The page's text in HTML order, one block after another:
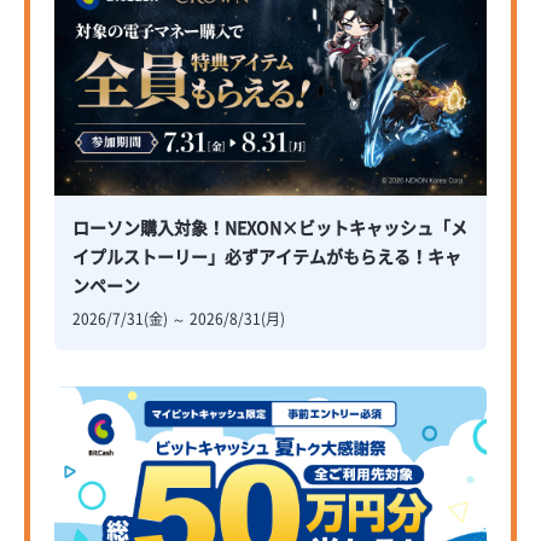
ローソン購入対象！NEXON×ビットキャッシュ「メ
イプルストーリー」必ずアイテムがもらえる！キャ
ンペーン
2026/7/31(金) ～ 2026/8/31(月)